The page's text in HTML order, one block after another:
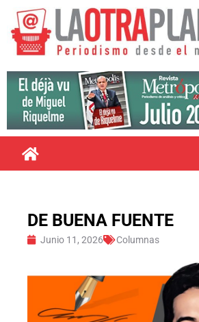
DE BUENA FUENTE
Junio 11, 2026 Columnas